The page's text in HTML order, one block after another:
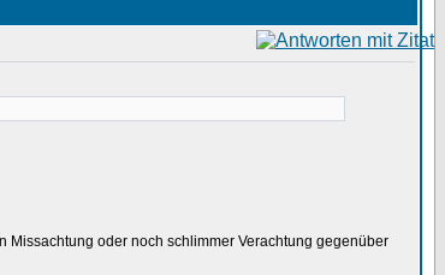
Missachtung oder noch schlimmer Verachtung gegenüber